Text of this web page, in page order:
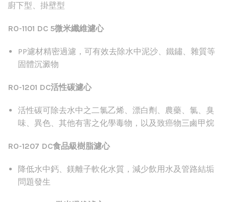
廚下型、掛壁型
RO-1101 DC 5微米纖維濾心
PP濾材精密過濾，可有效去除水中泥沙、鐵鏽、雜質等
固體沉澱物
RO-1201 DC活性碳濾心
活性碳可除去水中之二氯乙烯、漂白劑、農藥、氯、臭
味、異色、其他有害之化學毒物，以及致癌物三鹵甲烷
RO-1207 DC食品級樹脂濾心
降低水中鈣、鎂離子軟化水質，減少飲用水及管路結垢
問題發生